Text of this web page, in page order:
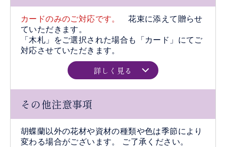
カードのみのご対応です。
花束に添えて贈らせ
ていただきます。
「木札」をご選択された場合も「カード」にてご
対応させていただきます。
詳しく見る
その他注意事項
胡蝶蘭以外の花材や資材の種類や色は季節により
変わる場合がございます。 ご了承ください。